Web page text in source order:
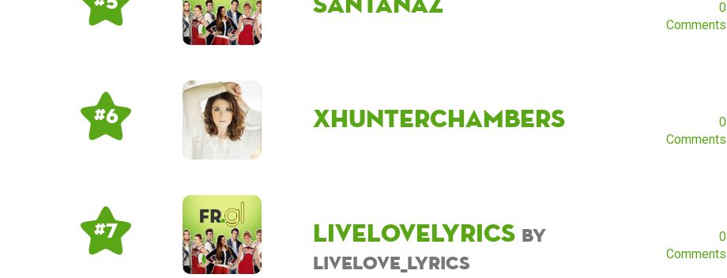
0
Comments
# 6 xhunterchambers
0
Comments
# 7 Livelovelyrics by
Livelove_lyrics
0
Comments